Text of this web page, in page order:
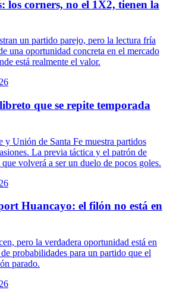
los corners, no el 1X2, tienen la
un partido parejo, pero la lectura fría
una oportunidad concreta en el mercado
está realmente el valor.
que se repite temporada
y Unión de Santa Fe muestra partidos
La previa táctica y el patrón de
volverá a ser un duelo de pocos goles.
Huancayo: el filón no está en
pero la verdadera oportunidad está en
probabilidades para un partido que el
parado.